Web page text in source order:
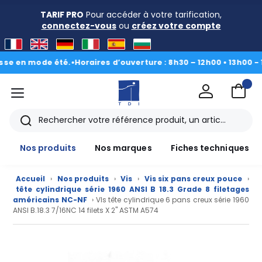
TARIF PRO Pour accéder à votre tarification,
connectez-vousou créez votre compte
mode été.•Horaires d’ouverture : 8h30 – 12h00 • 13h00 - 16h30
menu
Rechercher
Nos produits
Nos marques Fiches techniques
Accueil › Nos produits › Vis › Vis six pans creux pouce ›
tête cylindrique série 1960 ANSI B 18.3 Grade 8 filetages
américains NC-NF › VIs tête cylindrique 6 pans creux série 1960
ANSI B.18.3 7/16NC 14 filets X 2" ASTM A574